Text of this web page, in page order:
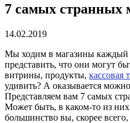
7 самых странных
14.02.2019
Мы ходим в магазины каждый
представить, что они могут
витрины, продукты, кассовая
удивить? А оказывается
Представляем вам 7 самых
Может быть, в каком-то из них
большинство вы, скорее